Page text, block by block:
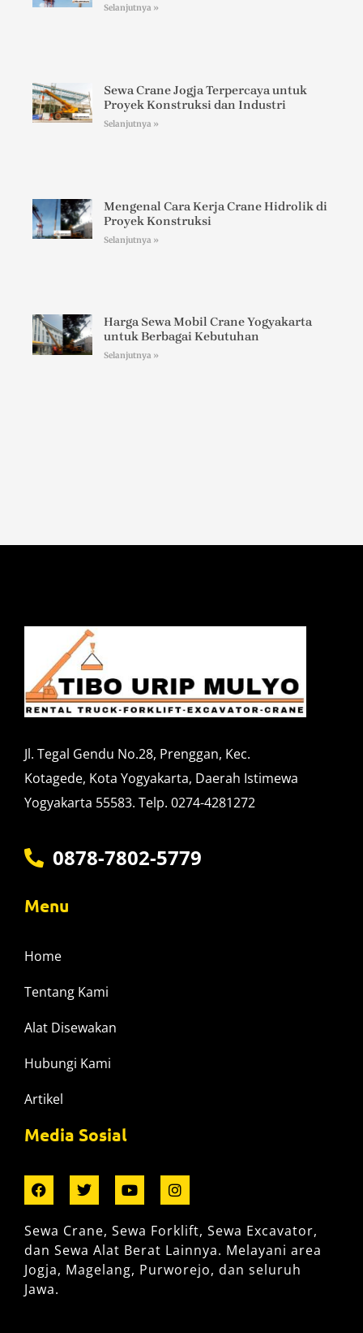
Selanjutnya »
Sewa Crane Jogja Terpercaya untuk
Proyek Konstruksi dan Industri
Selanjutnya »
Mengenal Cara Kerja Crane Hidrolik di
Proyek Konstruksi
Selanjutnya »
Harga Sewa Mobil Crane Yogyakarta
untuk Berbagai Kebutuhan
Selanjutnya »
Jl. Tegal Gendu No.28, Prenggan, Kec.
Kotagede, Kota Yogyakarta, Daerah Istimewa
Yogyakarta 55583. Telp. 0274-4281272
0878-7802-5779
Menu
Home
Tentang Kami
Alat Disewakan
Hubungi Kami
Artikel
Media Sosial
Sewa Crane, Sewa Forklift, Sewa Excavator,
dan Sewa Alat Berat Lainnya. Melayani area
Jogja, Magelang, Purworejo, dan seluruh
Jawa.